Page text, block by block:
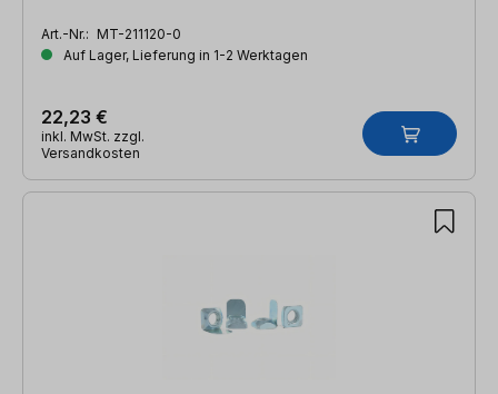
Art.-Nr.: MT-211120-0
Auf Lager, Lieferung in 1-2 Werktagen
22,23 €
inkl. MwSt. zzgl.
Versandkosten